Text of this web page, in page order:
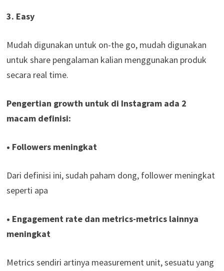
3. Easy
Mudah digunakan untuk on-the go, mudah digunakan
untuk share pengalaman kalian menggunakan produk
secara real time.
Pengertian growth untuk di Instagram ada 2
macam definisi:
• Followers meningkat
Dari definisi ini, sudah paham dong, follower meningkat
seperti apa
• Engagement rate dan metrics-metrics lainnya
meningkat
Metrics sendiri artinya measurement unit, sesuatu yang